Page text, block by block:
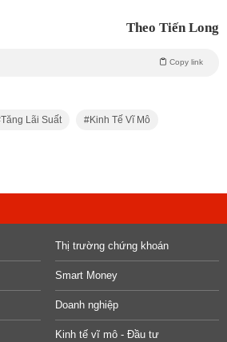
Theo Tiến Long
Copy link
Tăng Lãi Suất Kinh Tế Vĩ Mô
Thị trường chứng khoán
Smart Money
Doanh nghiệp
Kinh tế vĩ mô - Đầu tư